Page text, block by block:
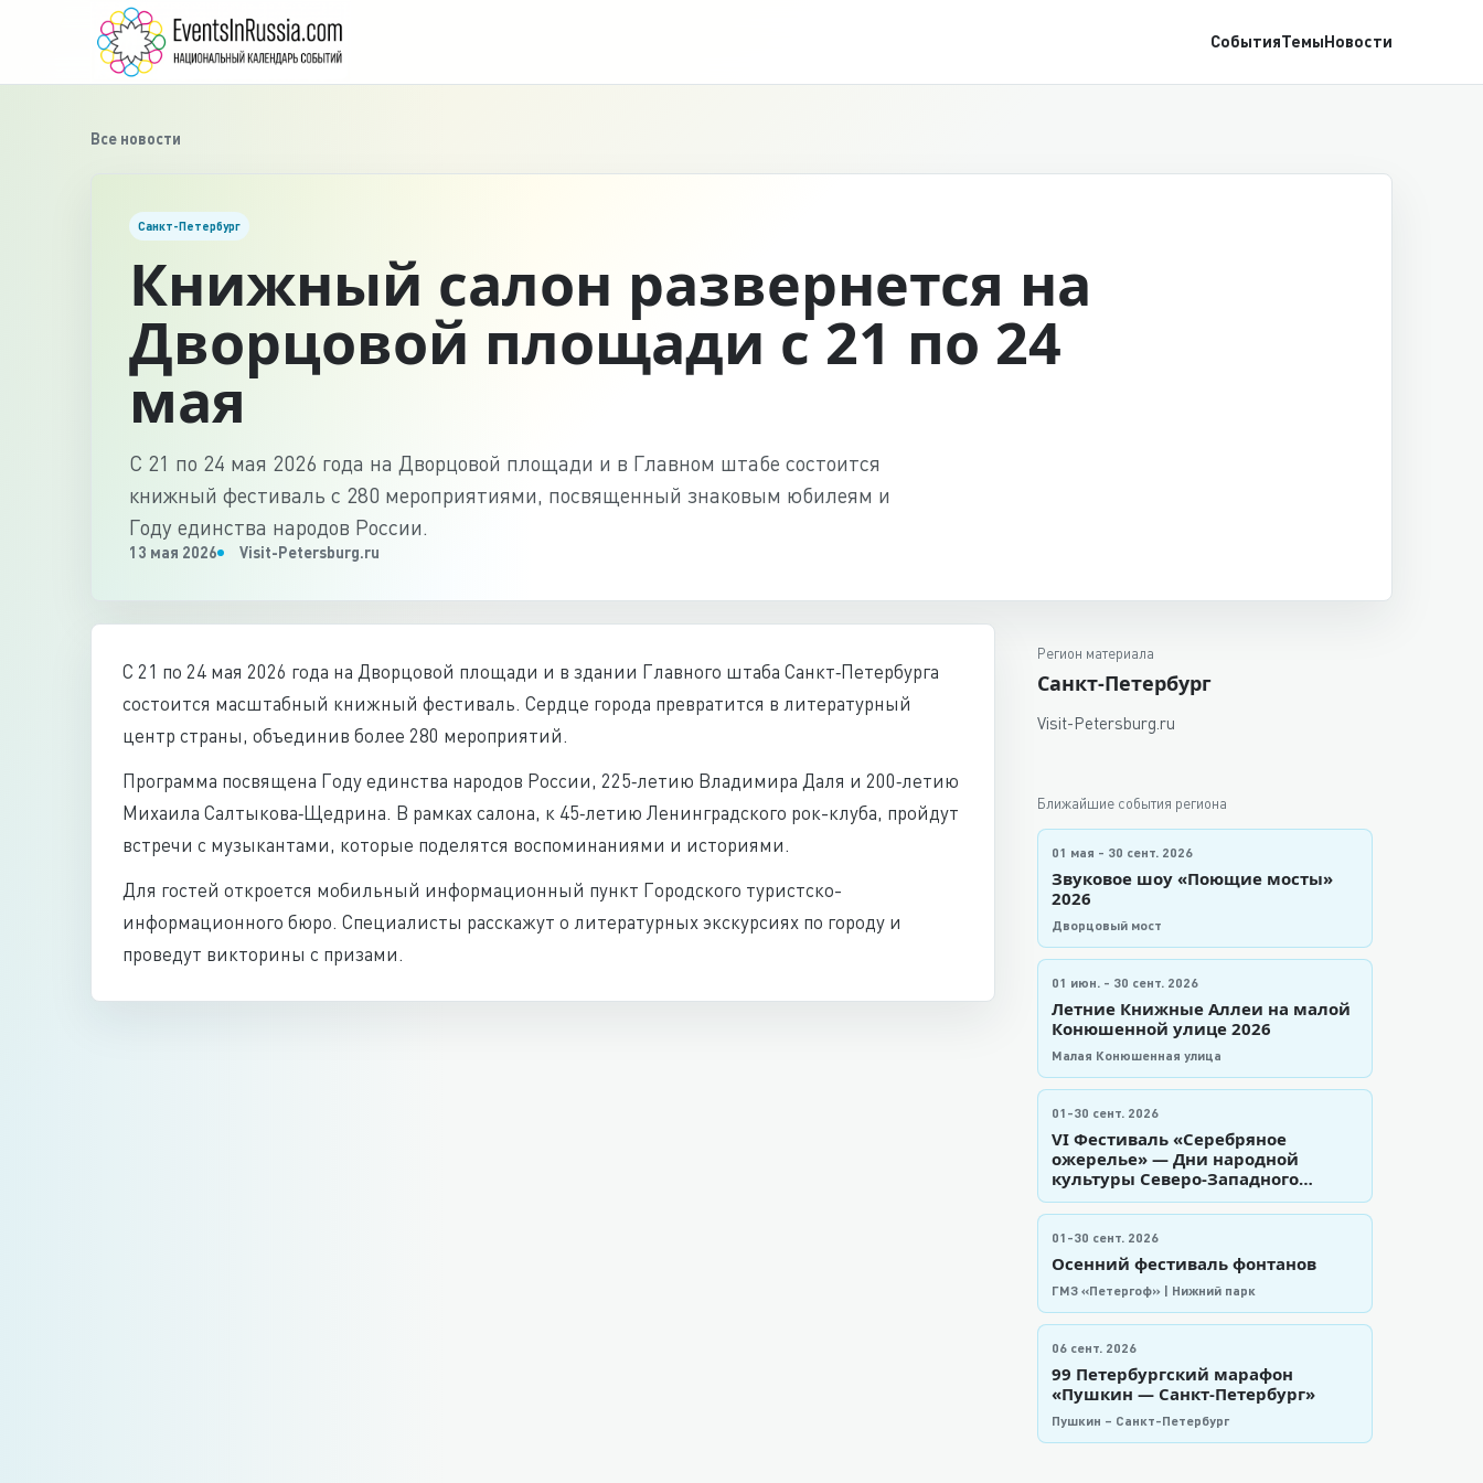
СобытияТемыНовости
Все новости
Санкт-Петербург
Книжный салон развернется на
Дворцовой площади с 21 по 24
мая
С 21 по 24 мая 2026 года на Дворцовой площади и в Главном штабе состоится
книжный фестиваль с 280 мероприятиями, посвященный знаковым юбилеям и
Году единства народов России.
13 мая 2026 Visit-Petersburg.ru
С 21 по 24 мая 2026 года на Дворцовой площади и в здании Главного штаба Санкт‑Петербурга
состоится масштабный книжный фестиваль. Сердце города превратится в литературный
центр страны, объединив более 280 мероприятий.
Программа посвящена Году единства народов России, 225‑летию Владимира Даля и 200‑летию
Михаила Салтыкова‑Щедрина. В рамках салона, к 45‑летию Ленинградского рок-клуба, пройдут
встречи с музыкантами, которые поделятся воспоминаниями и историями.
Для гостей откроется мобильный информационный пункт Городского туристско-
информационного бюро. Специалисты расскажут о литературных экскурсиях по городу и
проведут викторины с призами.
Регион материала
Санкт-Петербург
Visit-Petersburg.ru
Ближайшие события региона
01 мая - 30 сент. 2026
Звуковое шоу «Поющие мосты»
2026
Дворцовый мост
01 июн. - 30 сент. 2026
Летние Книжные Аллеи на малой
Конюшенной улице 2026
Малая Конюшенная улица
01-30 сент. 2026
VI Фестиваль «Серебряное
ожерелье» — Дни народной
культуры Северо-Западного
региона в Санкт-Петербурге
01-30 сент. 2026
Осенний фестиваль фонтанов
ГМЗ «Петергоф» | Нижний парк
06 сент. 2026
99 Петербургский марафон
«Пушкин — Санкт-Петербург»
Пушкин – Санкт-Петербург